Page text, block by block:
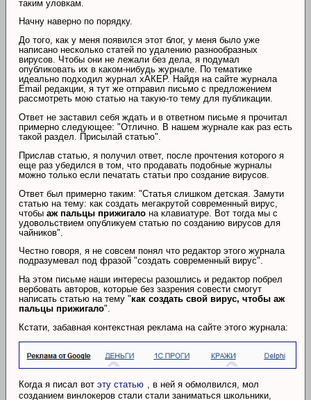
таким уловкам.
Начну наверно по порядку.
До того, как у меня появился этот блог, у меня было уже
написано несколько статей по удалению разнообразных
вирусов. Чтобы они не лежали без дела, я подумал
опубликовать их в каком-нибудь журнале. По тематике
идеально подходил журнал хАКЕР. Найдя на сайте журнала
Email редакции, я тут же отправил письмо с предложением
рассмотреть мою статью на такую-то тему для публикации.
Ответ не заставил себя ждать и в ответном письме я прочитал
примерно следующее: "Отлично. В нашем журнале как раз есть
такой раздел. Присылай статью".
Прислав статью, я получил ответ, после прочтения которого я
еще раз убедился в том, что продавать подобные журналы
можно только если печатать статьи про создание вирусов.
Ответ был примерно таким: "Статья слишком детская. Замути
статью на тему: как создать мегакрутой современный вирус,
чтобы аж пальцы прижигало на клавиатуре. Вот тогда мы с
удовольствием опубликуем статью по созданию вирусов для
чайников".
Честно говоря, я не совсем понял что редактор этого журнала
подразумевал под фразой "создать современный вирус".
На этом письме наши интересы разошлись и редактор побрел
вербовать авторов, которые без зазрения совести смогут
написать статью на тему "как создать свой вирус, чтобы аж
пальцы прижигало".
Кстати, забавная контекстная реклама на сайте этого журнала:
Когда я писал вот эту статью
, в ней я обмолвился, мол
созданием винлокеров стали стали заниматься школьники,